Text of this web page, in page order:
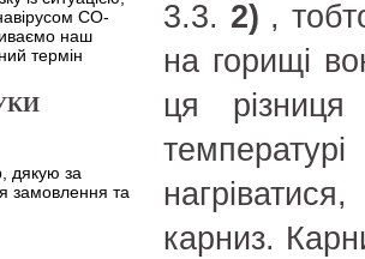
CO-
наш
термін
дякую за
замовлення та
3.3. 2) ,
на горищі
ця
карниз.